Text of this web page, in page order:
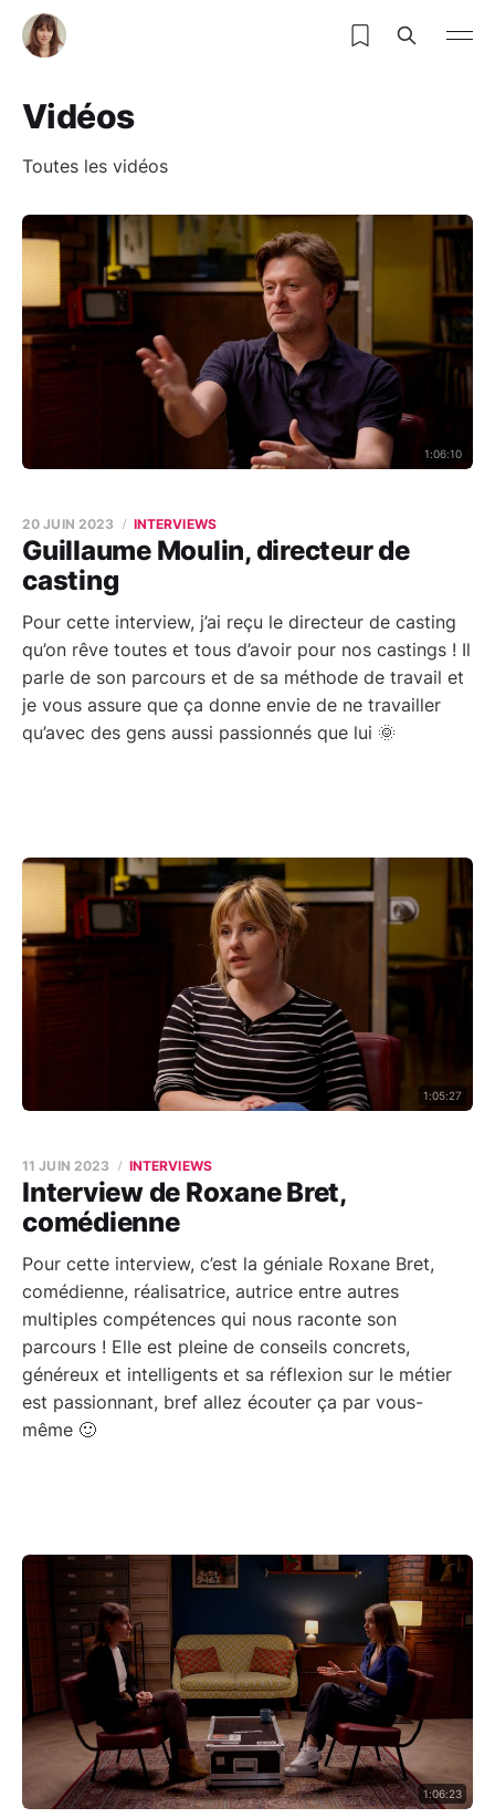
Vidéos
Toutes les vidéos
1:06:10
Guillaume Moulin, directeur de
casting
20 JUIN 2023 INTERVIEWS
Pour cette interview, j’ai reçu le directeur de casting
qu’on rêve toutes et tous d’avoir pour nos castings ! Il
parle de son parcours et de sa méthode de travail et
je vous assure que ça donne envie de ne travailler
qu’avec des gens aussi passionnés que lui 🌞
1:05:27
Interview de Roxane Bret,
comédienne
11 JUIN 2023 INTERVIEWS
Pour cette interview, c’est la géniale Roxane Bret,
comédienne, réalisatrice, autrice entre autres
multiples compétences qui nous raconte son
parcours ! Elle est pleine de conseils concrets,
généreux et intelligents et sa réflexion sur le métier
est passionnant, bref allez écouter ça par vous-
même 🙂
1:06:23